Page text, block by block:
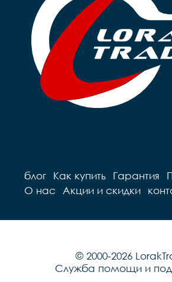
блог Как купить Гарантия
О нас
Акции и скидки
© 2000-2026
Служба помощи и